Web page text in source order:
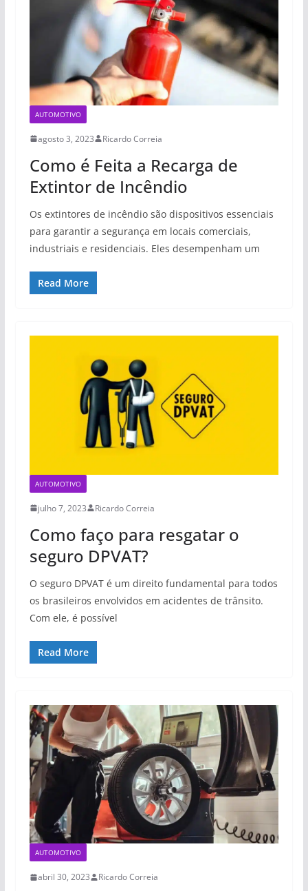
AUTOMOTIVO
agosto 3, 2023 Ricardo Correia
Como é Feita a Recarga de
Extintor de Incêndio
Os extintores de incêndio são dispositivos essenciais
para garantir a segurança em locais comerciais,
industriais e residenciais. Eles desempenham um
Read More
AUTOMOTIVO
julho 7, 2023 Ricardo Correia
Como faço para resgatar o
seguro DPVAT?
O seguro DPVAT é um direito fundamental para todos
os brasileiros envolvidos em acidentes de trânsito.
Com ele, é possível
Read More
AUTOMOTIVO
abril 30, 2023 Ricardo Correia